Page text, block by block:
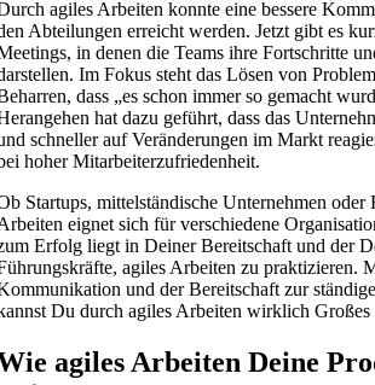
agiles Arbeiten konnte eine bessere
Abteilungen erreicht werden. Jetzt gibt es
in denen die Teams ihre Fortschritte
Im Fokus steht das Lösen von
dass „es schon immer so gemacht
hat dazu geführt, dass das
schneller auf Veränderungen im Markt
hoher Mitarbeiterzufriedenheit.
Startups, mittelständische Unternehmen oder
eignet sich für verschiedene
Erfolg liegt in Deiner Bereitschaft und der
agiles Arbeiten zu praktizieren.
und der Bereitschaft zur
Du durch agiles Arbeiten wirklich Großes
agiles Arbeiten Deine